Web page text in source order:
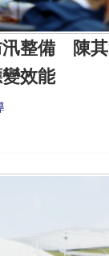
汛整備 陳
效能